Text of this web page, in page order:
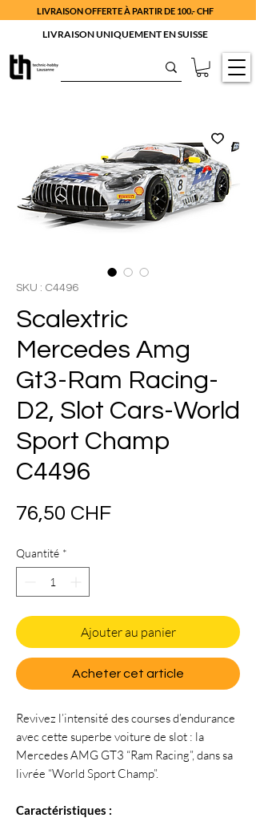
LIVRAISON OFFERTE À PARTIR DE 100.- CHF
LIVRAISON UNIQUEMENT EN SUISSE
SKU : C4496
Scalextric
Mercedes Amg
Gt3-Ram Racing-
D2, Slot Cars-World
Sport Champ
C4496
76,50 CHFPrix
Quantité *
Ajouter au panier
Acheter cet article
Revivez l’intensité des courses d’endurance
avec cette superbe voiture de slot : la
Mercedes AMG GT3 “Ram Racing”, dans sa
livrée “World Sport Champ”.
Caractéristiques :